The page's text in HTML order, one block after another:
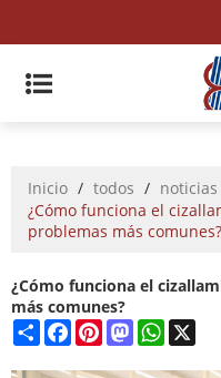
Inicio / todos /
¿Cómo funciona el
problemas más comunes?
¿Cómo funciona el
más comunes?
ShareFacebook
PinterestMastodon